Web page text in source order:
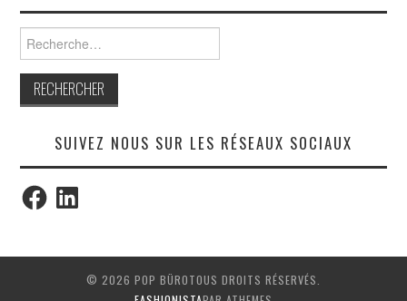
SUIVEZ NOUS SUR LES RÉSEAUX SOCIAUX
FacebookLinkedIn
© 2026 POP BÜROTOUS DROITS RÉSERVÉS.